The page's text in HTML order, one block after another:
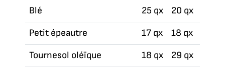
Blé 25 qx 20 qx
Petit épeautre
17 qx 18 qx
Tournesol oléïque
18 qx 29 qx